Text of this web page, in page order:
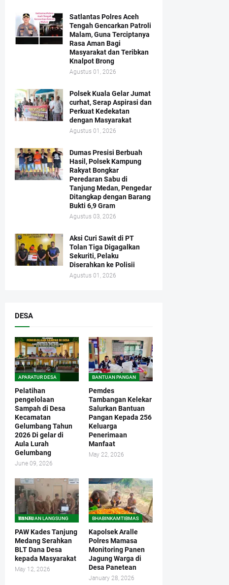
Satlantas Polres Aceh
Tengah Gencarkan Patroli
Malam, Guna Terciptanya
Rasa Aman Bagi
Masyarakat dan Teribkan
Knalpot Brong
Agustus 01, 2026
Polsek Kuala Gelar Jumat
curhat, Serap Aspirasi dan
Perkuat Kedekatan
dengan Masyarakat
Agustus 01, 2026
Dumas Presisi Berbuah
Hasil, Polsek Kampung
Rakyat Bongkar
Peredaran Sabu di
Tanjung Medan, Pengedar
Ditangkap dengan Barang
Bukti 6,9 Gram
Agustus 03, 2026
Aksi Curi Sawit di PT
Tolan Tiga Digagalkan
Sekuriti, Pelaku
Diserahkan ke Polisii
Agustus 01, 2026
DESA
APARATUR DESA
Pelatihan
pengelolaan
Sampah di Desa
Kecamatan
Gelumbang Tahun
2026 Di gelar di
Aula Lurah
Gelumbang
June 09, 2026
BANTUAN PANGAN
Pemdes
Tambangan Kelekar
Salurkan Bantuan
Pangan Kepada 256
Keluarga
Penerimaan
Manfaat
May 22, 2026
BANTUAN LANGSUNG TUNAI
PAW Kades Tanjung
Medang Serahkan
BLT Dana Desa
kepada Masyarakat
May 12, 2026
BHABINKAMTIBMAS
Kapolsek Aralle
Polres Mamasa
Monitoring Panen
Jagung Warga di
Desa Panetean
January 28, 2026